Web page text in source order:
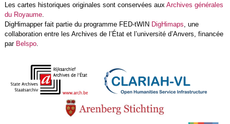
Les cartes historiques originales sont conservées aux Archives générales
du Royaume.
DigHimapper fait partie du programme FED-tWIN DigHimaps, une
collaboration entre les Archives de l’État et l’université d’Anvers, financée
par Belspo.